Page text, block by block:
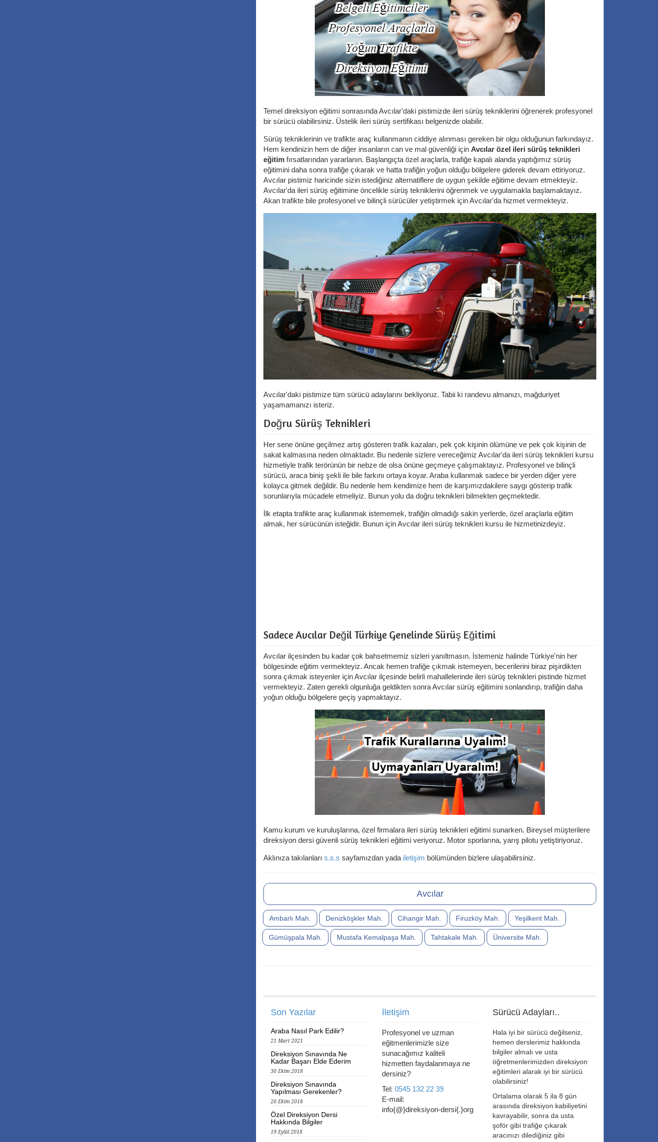
Temel direksiyon eğitimi sonrasında Avcılar'daki pistimizde ileri sürüş tekniklerini öğrenerek profesyonel
bir sürücü olabilirsiniz. Üstelik ileri sürüş sertifikası belgenizde olabilir.
Sürüş tekniklerinin ve trafikte araç kullanmanın ciddiye alınması gereken bir olgu olduğunun farkındayız.
Hem kendinizin hem de diğer insanların can ve mal güvenliği için Avcılar özel ileri sürüş teknikleri
eğitim fırsatlarından yararlanın. Başlangıçta özel araçlarla, trafiğe kapalı alanda yaptığımız sürüş
eğitimini daha sonra trafiğe çıkarak ve hatta trafiğin yoğun olduğu bölgelere giderek devam ettiriyoruz.
Avcılar pistimiz haricinde sizin istediğiniz alternatiflere de uygun şekilde eğitime devam etmekteyiz.
Avcılar'da ileri sürüş eğitimine öncelikle sürüş tekniklerini öğrenmek ve uygulamakla başlamaktayız.
Akan trafikte bile profesyonel ve bilinçli sürücüler yetiştirmek için Avcılar'da hizmet vermekteyiz.
Avcılar'daki pistimize tüm sürücü adaylarını bekliyoruz. Tabii ki randevu almanızı, mağduriyet
yaşamamanızı isteriz.
Doğru Sürüş Teknikleri
Her sene önüne geçilmez artış gösteren trafik kazaları, pek çok kişinin ölümüne ve pek çok kişinin de
sakat kalmasına neden olmaktadır. Bu nedenle sizlere vereceğimiz Avcılar'da ileri sürüş teknikleri kursu
hizmetiyle trafik terörünün bir nebze de olsa önüne geçmeye çalışmaktayız. Profesyonel ve bilinçli
sürücü, araca biniş şekli ile bile farkını ortaya koyar. Araba kullanmak sadece bir yerden diğer yere
kolayca gitmek değildir. Bu nedenle hem kendimize hem de karşımızdakilere saygı gösterip trafik
sorunlarıyla mücadele etmeliyiz. Bunun yolu da doğru teknikleri bilmekten geçmektedir.
İlk etapta trafikte araç kullanmak istememek, trafiğin olmadığı sakin yerlerde, özel araçlarla eğitim
almak, her sürücünün isteğidir. Bunun için Avcılar ileri sürüş teknikleri kursu ile hizmetinizdeyiz.
Sadece Avcılar Değil Türkiye Genelinde Sürüş Eğitimi
Avcılar ilçesinden bu kadar çok bahsetmemiz sizleri yanıltmasın. İstemeniz halinde Türkiye'nin her
bölgesinde eğitim vermekteyiz. Ancak hemen trafiğe çıkmak istemeyen, becerilerini biraz pişirdikten
sonra çıkmak isteyenler için Avcılar ilçesinde belirli mahallelerinde ileri sürüş teknikleri pistinde hizmet
vermekteyiz. Zaten gerekli olgunluğa geldikten sonra Avcılar sürüş eğitimini sonlandırıp, trafiğin daha
yoğun olduğu bölgelere geçiş yapmaktayız.
Kamu kurum ve kuruluşlarına, özel firmalara ileri sürüş teknikleri eğitimi sunarken. Bireysel müşterilere
direksiyon dersi güvenli sürüş teknikleri eğitimi veriyoruz. Motor sporlarına, yarış pilotu yetiştiriyoruz.
Aklınıza takılanları s.s.s sayfamızdan yada iletişim bölümünden bizlere ulaşabilirsiniz.
Avcılar
Ambarlı Mah. Denizköşkler Mah. Cihangir Mah. Firuzköy Mah. Yeşilkent Mah.
Gümüşpala Mah. Mustafa Kemalpaşa Mah. Tahtakale Mah. Üniversite Mah.
Son Yazılar
Araba Nasıl Park Edilir?
21 Mart 2021
Direksiyon Sınavında Ne
Kadar Başarı Elde Ederim
30 Ekim 2018
Direksiyon Sınavında
Yapılması Gerekenler?
20 Ekim 2018
Özel Direksiyon Dersi
Hakkında Bilgiler
19 Eylül 2018
İletişim
Profesyonel ve uzman
eğitmenlerimizle size
sunacağımız kaliteli
hizmetten faydalanmaya ne
dersiniz?
Tel: 0545 132 22 39
E-mail:
info{@}direksiyon-dersi{.}org
Sürücü Adayları..
Hala iyi bir sürücü değilseniz,
hemen derslerimiz hakkında
bilgiler almalı ve usta
öğretmenlerimizden direksiyon
eğitimleri alarak iyi bir sürücü
olabilirsiniz!
Ortalama olarak 5 ila 8 gün
arasında direksiyon kabiliyetini
kavrayabilir, sonra da usta
şoför gibi trafiğe çıkarak
aracınızı dilediğiniz gibi